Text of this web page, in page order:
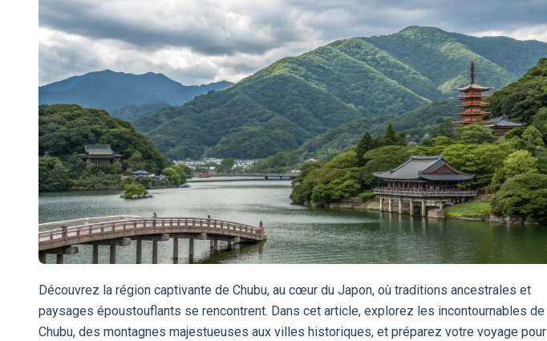
Découvrez la région captivante de Chubu, au cœur du Japon, où traditions ancestrales et
paysages époustouflants se rencontrent. Dans cet article, explorez les incontournables de
Chubu, des montagnes majestueuses aux villes historiques, et préparez votre voyage pour